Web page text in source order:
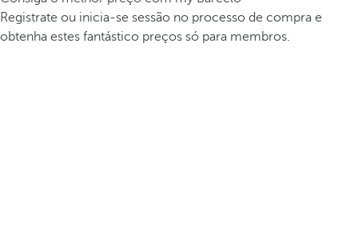
Registrate ou inicia-se sessão no processo de compra e
obtenha estes fantástico preços só para membros.